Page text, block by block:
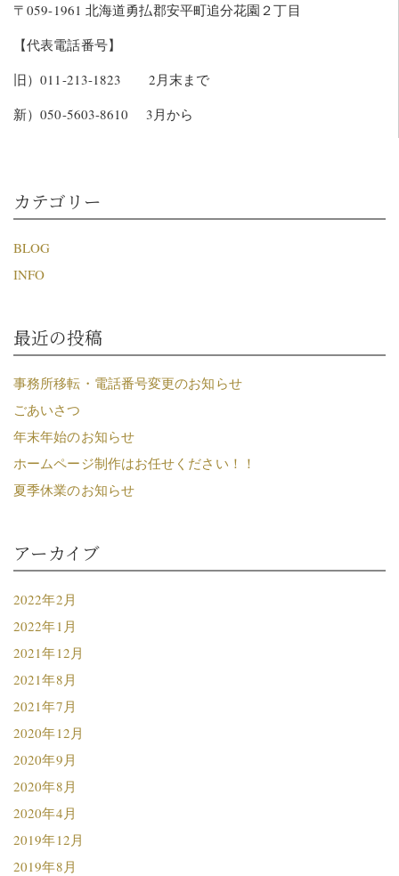
〒059-1961 北海道勇払郡安平町追分花園２丁目
【代表電話番号】
旧）011-213-1823 2月末まで
新）050-5603-8610 3月から
カテゴリー
BLOG
INFO
最近の投稿
事務所移転・電話番号変更のお知らせ
ごあいさつ
年末年始のお知らせ
ホームページ制作はお任せください！！
夏季休業のお知らせ
アーカイブ
2022年2月
2022年1月
2021年12月
2021年8月
2021年7月
2020年12月
2020年9月
2020年8月
2020年4月
2019年12月
2019年8月